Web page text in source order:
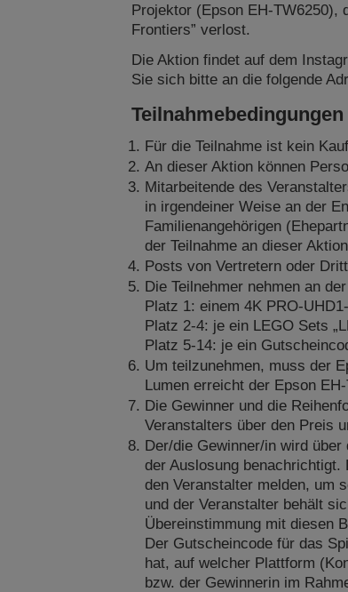
Projektor (Epson EH-TW6250),
Frontiers” verlost.
Die Aktion findet auf dem
Sie sich bitte an die folgende
Teilnahmebedingungen
Für die Teilnahme ist kein
An dieser Aktion können
Mitarbeitende des
in irgendeiner Weise an der
Familienangehörigen
der Teilnahme an dieser
Posts von Vertretern oder
Die Teilnehmer nehmen an
Platz 1: einem 4K PRO-
Platz 2-4: je ein LEGO Sets
Platz 5-14: je ein
Um teilzunehmen, muss der
Lumen erreicht der Epson
Die Gewinner und die
Veranstalters über den Preis
Der/die Gewinner/in wird
der Auslosung benachrichtigt.
den Veranstalter melden, um
und der Veranstalter behält
Übereinstimmung mit diesen
Der Gutscheincode für das
hat, auf welcher Plattform
bzw. der Gewinnerin im